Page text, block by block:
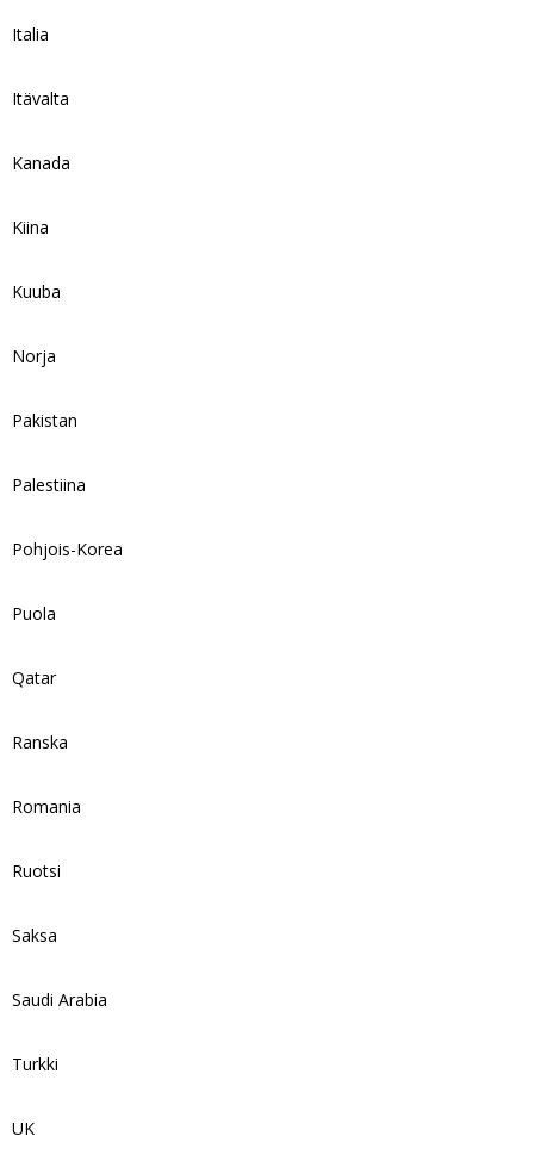
Italia
Itävalta
Kanada
Kiina
Kuuba
Norja
Pakistan
Palestiina
Pohjois-Korea
Puola
Qatar
Ranska
Romania
Ruotsi
Saksa
Saudi Arabia
Turkki
UK